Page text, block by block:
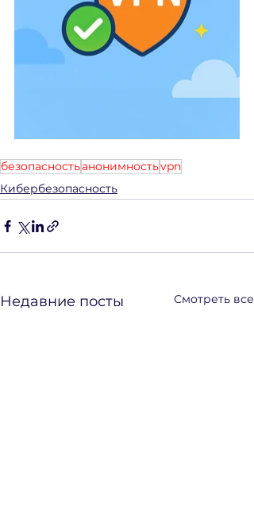
безопасностьанонимностьvpn
Кибербезопасность
Недавние посты Смотреть все